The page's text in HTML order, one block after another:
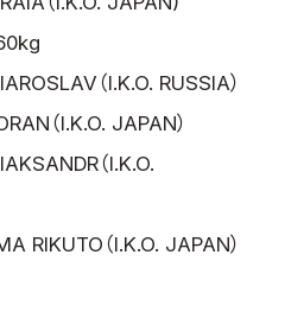
（I.K.O. RUSSIA）
（I.K.O. JAPAN）
（I.K.O.
RIKUTO（I.K.O. JAPAN）